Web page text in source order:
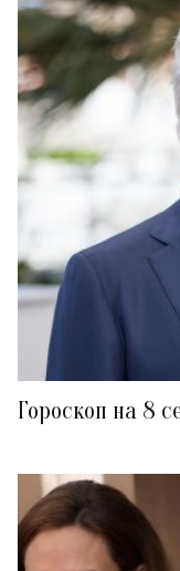
Гороскоп на 8